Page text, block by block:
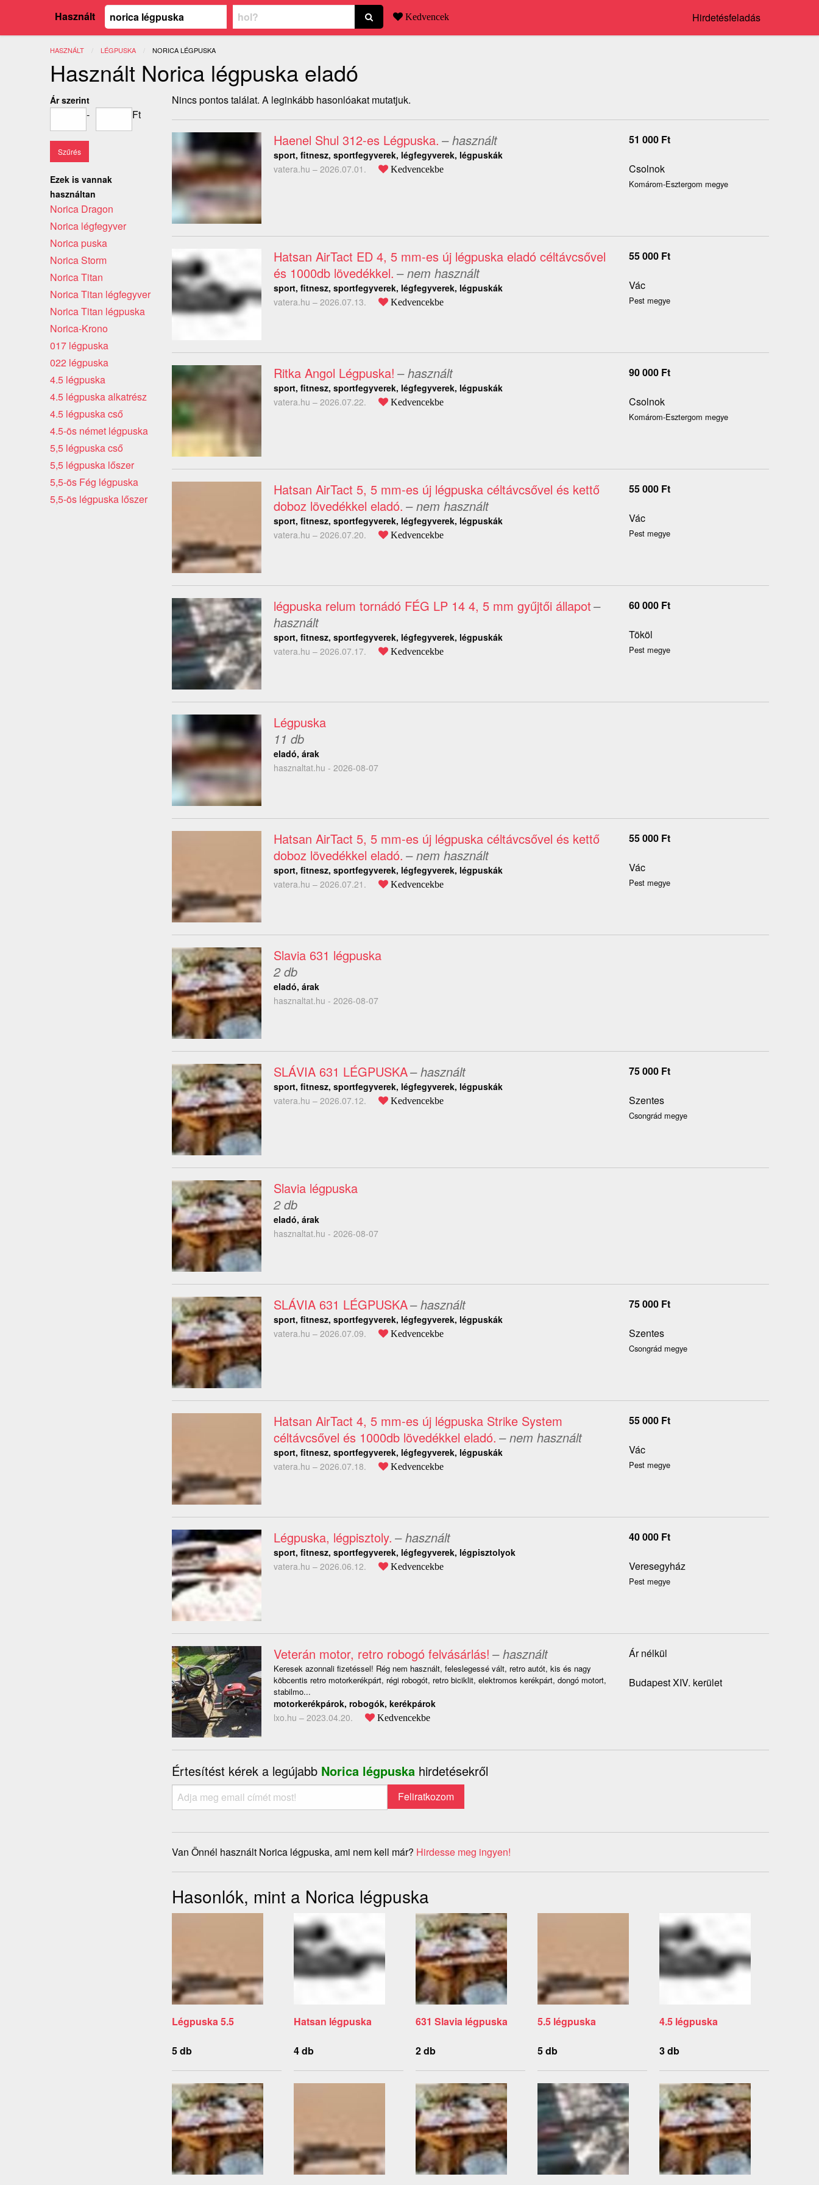
Használt Kedvencek Hirdetésfeladás
HASZNÁLT LÉGPUSKA JELENLEGI:
NORICA LÉGPUSKA
Használt Norica légpuska eladó
Nincs pontos találat. A leginkább hasonlóakat mutatjuk.
Haenel Shul 312-es Légpuska. – használt
sport, fitnesz, sportfegyverek, légfegyverek, légpuskák
vatera.hu – 2026.07.01. Kedvencekbe
51 000 Ft
Csolnok
Komárom-Esztergom megye
Hatsan AirTact ED 4, 5 mm-es új légpuska eladó céltávcsővel
és 1000db lövedékkel. – nem használt
sport, fitnesz, sportfegyverek, légfegyverek, légpuskák
vatera.hu – 2026.07.13. Kedvencekbe
55 000 Ft
Vác
Pest megye
Ritka Angol Légpuska! – használt
sport, fitnesz, sportfegyverek, légfegyverek, légpuskák
vatera.hu – 2026.07.22. Kedvencekbe
90 000 Ft
Csolnok
Komárom-Esztergom megye
Hatsan AirTact 5, 5 mm-es új légpuska céltávcsővel és kettő
doboz lövedékkel eladó. – nem használt
sport, fitnesz, sportfegyverek, légfegyverek, légpuskák
vatera.hu – 2026.07.20. Kedvencekbe
55 000 Ft
Vác
Pest megye
légpuska relum tornádó FÉG LP 14 4, 5 mm gyűjtői állapot–
használt
sport, fitnesz, sportfegyverek, légfegyverek, légpuskák
vatera.hu – 2026.07.17. Kedvencekbe
60 000 Ft
Tököl
Pest megye
Légpuska
11 db
eladó, árak
hasznaltat.hu - 2026-08-07
Hatsan AirTact 5, 5 mm-es új légpuska céltávcsővel és kettő
doboz lövedékkel eladó. – nem használt
sport, fitnesz, sportfegyverek, légfegyverek, légpuskák
vatera.hu – 2026.07.21. Kedvencekbe
55 000 Ft
Vác
Pest megye
Slavia 631 légpuska
2 db
eladó, árak
hasznaltat.hu - 2026-08-07
SLÁVIA 631 LÉGPUSKA– használt
sport, fitnesz, sportfegyverek, légfegyverek, légpuskák
vatera.hu – 2026.07.12. Kedvencekbe
75 000 Ft
Szentes
Csongrád megye
Slavia légpuska
2 db
eladó, árak
hasznaltat.hu - 2026-08-07
SLÁVIA 631 LÉGPUSKA– használt
sport, fitnesz, sportfegyverek, légfegyverek, légpuskák
vatera.hu – 2026.07.09. Kedvencekbe
75 000 Ft
Szentes
Csongrád megye
Hatsan AirTact 4, 5 mm-es új légpuska Strike System
céltávcsővel és 1000db lövedékkel eladó. – nem használt
sport, fitnesz, sportfegyverek, légfegyverek, légpuskák
vatera.hu – 2026.07.18. Kedvencekbe
55 000 Ft
Vác
Pest megye
Légpuska, légpisztoly. – használt
sport, fitnesz, sportfegyverek, légfegyverek, légpisztolyok
vatera.hu – 2026.06.12. Kedvencekbe
40 000 Ft
Veresegyház
Pest megye
Veterán motor, retro robogó felvásárlás! – használt
Keresek azonnali fizetéssel! Rég nem használt, feleslegessé vált, retro autót, kis és nagy
köbcentis retro motorkerékpárt, régi robogót, retro biciklit, elektromos kerékpárt, dongó motort,
stabilmo...
motorkerékpárok, robogók, kerékpárok
lxo.hu – 2023.04.20. Kedvencekbe
Ár nélkül
Budapest XIV. kerület
Értesítést kérek a legújabb Norica légpuska hirdetésekről
Van Önnél használt Norica légpuska, ami nem kell már? Hirdesse meg ingyen!
Hasonlók, mint a Norica légpuska
Légpuska 5.5
5 db
Hatsan légpuska
4 db
631 Slavia légpuska
2 db
5.5 légpuska
5 db
4.5 légpuska
3 db
Ár szerint
- Ft
Ezek is vannak
használtan
Norica Dragon
Norica légfegyver
Norica puska
Norica Storm
Norica Titan
Norica Titan légfegyver
Norica Titan légpuska
Norica-Krono
017 légpuska
022 légpuska
4.5 légpuska
4.5 légpuska alkatrész
4.5 légpuska cső
4.5-ös német légpuska
5,5 légpuska cső
5,5 légpuska lőszer
5,5-ös Fég légpuska
5,5-ös légpuska lőszer